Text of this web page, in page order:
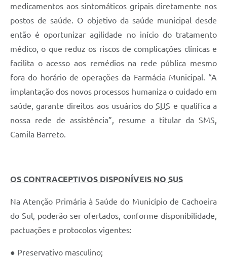
medicamentos aos sintomáticos gripais diretamente nos
postos de saúde. O objetivo da saúde municipal desde
então é oportunizar agilidade no início do tratamento
médico, o que reduz os riscos de complicações clínicas e
facilita o acesso aos remédios na rede pública mesmo
fora do horário de operações da Farmácia Municipal. “A
implantação dos novos processos humaniza o cuidado em
saúde, garante direitos aos usuários doSUS e qualifica a
nossa rede de assistência”, resume a titular da SMS,
Camila Barreto.
OS CONTRACEPTIVOS DISPONÍVEIS NO SUS
Na Atenção Primária à Saúde do Município de Cachoeira
do Sul, poderão ser ofertados, conforme disponibilidade,
pactuações e protocolos vigentes:
● Preservativo masculino;